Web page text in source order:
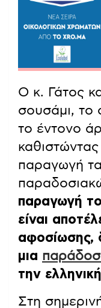
Ο κ. Γάτος
σουσάμι, το
το έντονο
καθιστώντας
παραγωγή
παραγωγή
είναι
αφοσίωσης,
μια
την
Στη